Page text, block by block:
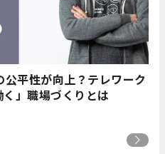
平性が向上？テレワーク
」職場づくりとは